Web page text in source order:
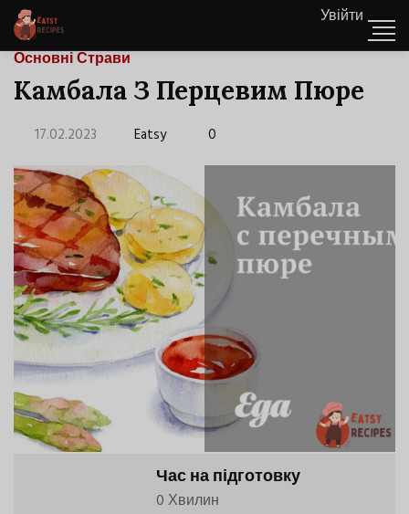
Увійти
Основні Страви
Камбала З Перцевим Пюре
17.02.2023 Eatsy 0
Час на підготовку
0 Хвилин